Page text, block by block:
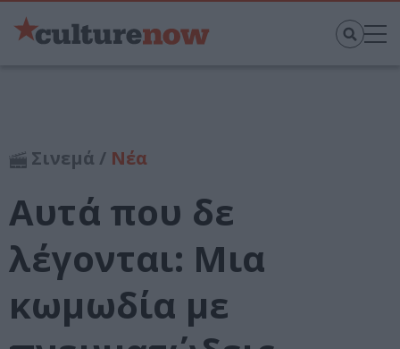
Σινεμά / Νέα
Αυτά που δε
λέγονται: Μια
κωμωδία με